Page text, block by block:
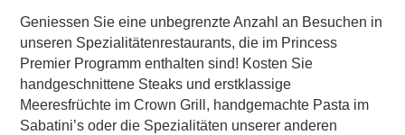
Geniessen Sie eine unbegrenzte Anzahl an Besuchen in
unseren Spezialitätenrestaurants, die im Princess
Premier Programm enthalten sind! Kosten Sie
handgeschnittene Steaks und erstklassige
Meeresfrüchte im Crown Grill, handgemachte Pasta im
Sabatini’s oder die Spezialitäten unserer anderen